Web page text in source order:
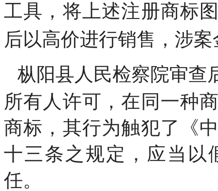
工具，将上述注册商标
后以高价进行销售，涉
枞阳县人民检察院审查
所有人许可，在同一种
商标，其行为触犯了《
十三条之规定，应当以
任。